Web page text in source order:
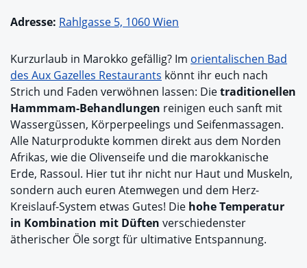
Adresse: Rahlgasse 5, 1060 Wien
Kurzurlaub in Marokko gefällig? Im orientalischen Bad
des Aux Gazelles Restaurants könnt ihr euch nach
Strich und Faden verwöhnen lassen: Dietraditionellen
Hammmam-Behandlungen reinigen euch sanft mit
Wassergüssen, Körperpeelings und Seifenmassagen.
Alle Naturprodukte kommen direkt aus dem Norden
Afrikas, wie die Olivenseife und die marokkanische
Erde, Rassoul. Hier tut ihr nicht nur Haut und Muskeln,
sondern auch euren Atemwegen und dem Herz-
Kreislauf-System etwas Gutes! Die hohe Temperatur
in Kombination mit Düften verschiedenster
ätherischer Öle sorgt für ultimative Entspannung.